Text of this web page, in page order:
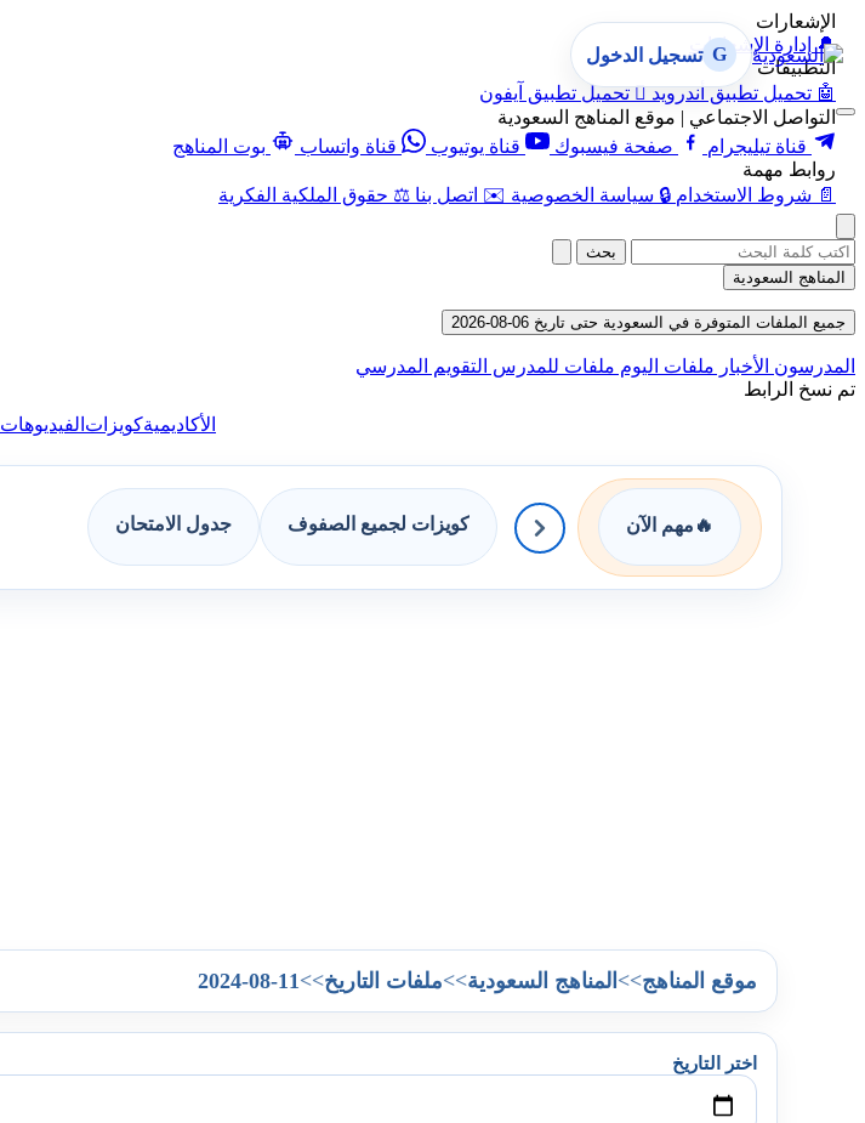
الإشعارات
🔔 إدارة الإشعارات
التطبيقات
🤖 تحميل تطبيق أندرويد  تحميل تطبيق آيفون
التواصل الاجتماعي | موقع المناهج السعودية
قناة تيليجرام
صفحة فيسبوك قناة يوتيوب قناة واتساب
بوت المناهج
روابط مهمة
📄 شروط الاستخدام 🔒 سياسة الخصوصية ✉️ اتصل بنا ⚖️ حقوق الملكية الفكرية
G تسجيل الدخول
بحث
المناهج السعودية
جميع الملفات المتوفرة في السعودية حتى تاريخ 06-08-2026
المدرسون الأخبار ملفات اليوم ملفات للمدرس التقويم المدرسي
تم نسخ الرابط
الأكاديميةكويزات الفيديوهات
🔥 مهم الآن كويزات لجميع الصفوف جدول الامتحان
موقع المناهج>> المناهج السعودية>>ملفات التاريخ>>
2024-08-11
اختر التاريخ